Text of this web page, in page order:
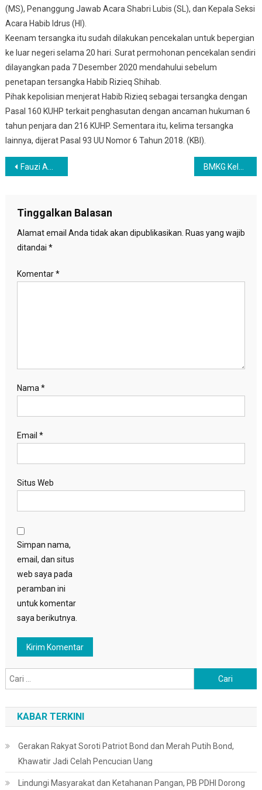
(MS), Penanggung Jawab Acara Shabri Lubis (SL), dan Kepala Seksi
Acara Habib Idrus (HI).
Keenam tersangka itu sudah dilakukan pencekalan untuk bepergian
ke luar negeri selama 20 hari. Surat permohonan pencekalan sendiri
dilayangkan pada 7 Desember 2020 mendahului sebelum
penetapan tersangka Habib Rizieq Shihab.
Pihak kepolisian menjerat Habib Rizieq sebagai tersangka dengan
Pasal 160 KUHP terkait penghasutan dengan ancaman hukuman 6
tahun penjara dan 216 KUHP. Sementara itu, kelima tersangka
lainnya, dijerat Pasal 93 UU Nomor 6 Tahun 2018. (KBI).
Navigasi
Fauzi Amro Sebut Partai NasDem Raih Kemenangan Besar di Pilkada Sumsel
Tinggalkan Balasan
Alamat email Anda tidak akan dipublikasikan. Ruas yang wajib
ditandai *
Komentar*
Nama *
Email *
Situs Web
Simpan nama,
email, dan situs
web saya pada
peramban ini
untuk komentar
saya berikutnya.
untuk:
KABAR TERKINI
Gerakan Rakyat Soroti Patriot Bond dan Merah Putih Bond,
Khawatir Jadi Celah Pencucian Uang
Lindungi Masyarakat dan Ketahanan Pangan, PB PDHI Dorong